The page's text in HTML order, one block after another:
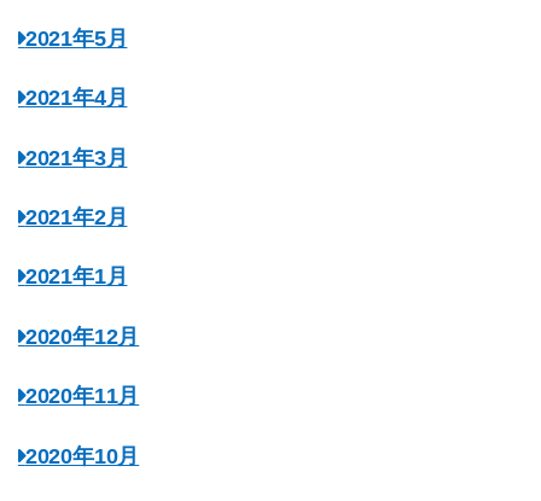
2021年5月
2021年4月
2021年3月
2021年2月
2021年1月
2020年12月
2020年11月
2020年10月